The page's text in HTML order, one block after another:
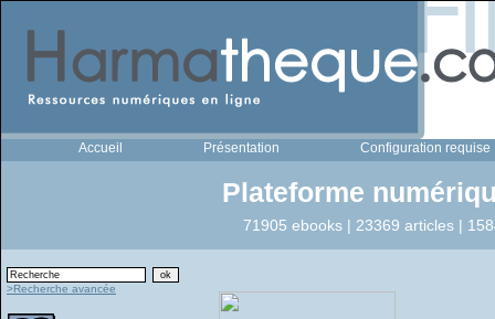
Accueil Présentation Configuration requise
Plateforme
71905 ebooks | 23369 articles |
>Recherche avancée